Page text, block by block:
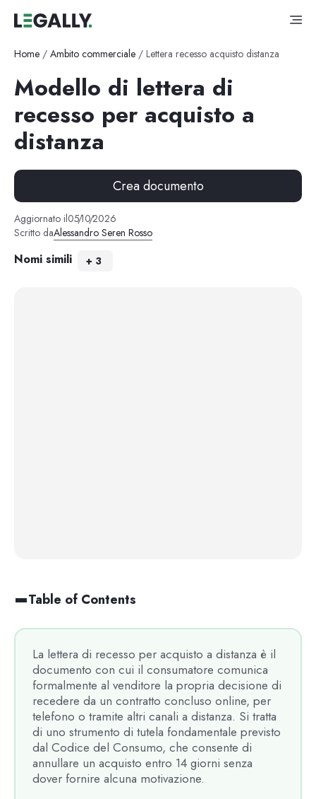
Home / Ambito commerciale / Lettera recesso acquisto distanza
Modello di lettera di
recesso per acquisto a
distanza
Crea documento
Aggiornato il05/10/2026
Scritto daAlessandro Seren Rosso
Nomi simili + 3
La lettera di recesso per acquisto a distanza è il
documento con cui il consumatore comunica
formalmente al venditore la propria decisione di
recedere da un contratto concluso online, per
telefono o tramite altri canali a distanza. Si tratta
di uno strumento di tutela fondamentale previsto
dal Codice del Consumo, che consente di
annullare un acquisto entro 14 giorni senza
dover fornire alcuna motivazione.
Table of Contents